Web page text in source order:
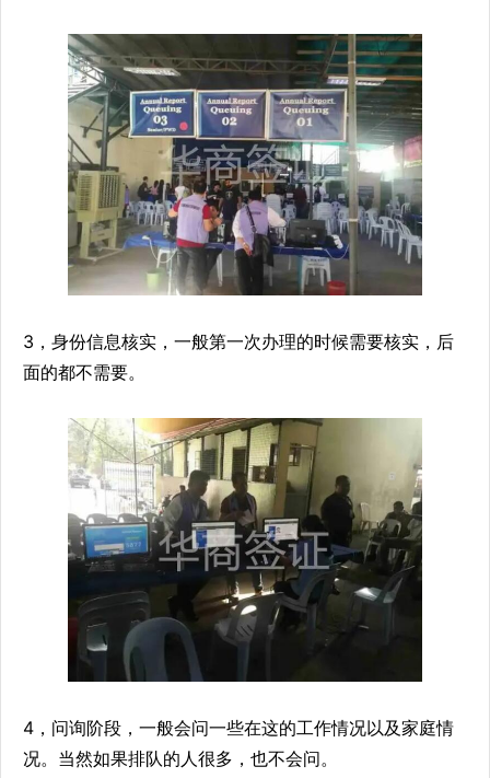
3，身份信息核实，一般第一次办理的时候需要核实，后
面的都不需要。
4，问询阶段，一般会问一些在这的工作情况以及家庭情
况。当然如果排队的人很多，也不会问。